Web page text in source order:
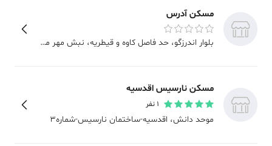
مسکن آدرس
بلوار اندرزگو، حد فاصل کاوه و قیطریه، نبش مهر محمدی جنوبی، پلاک 12، واحد 2
مسکن نارسیس اقدسیه
1 نفر
موحد دانش، اقدسیه-ساختمان نارسیس-شماره3